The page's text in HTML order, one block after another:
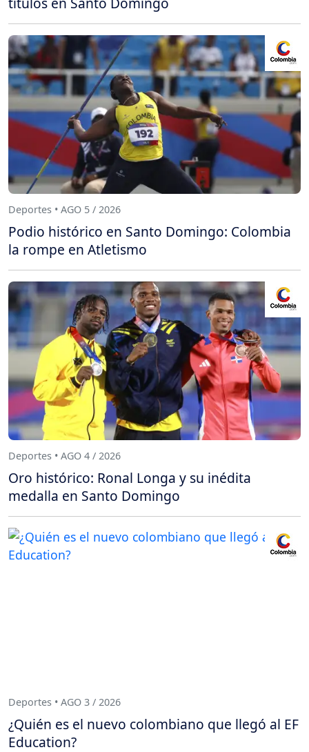
Deportes • AGO 5 / 2026
Podio histórico en Santo Domingo: Colombia
la rompe en Atletismo
Deportes • AGO 4 / 2026
Oro histórico: Ronal Longa y su inédita
medalla en Santo Domingo
Deportes • AGO 3 / 2026
¿Quién es el nuevo colombiano que llegó al EF
Education?